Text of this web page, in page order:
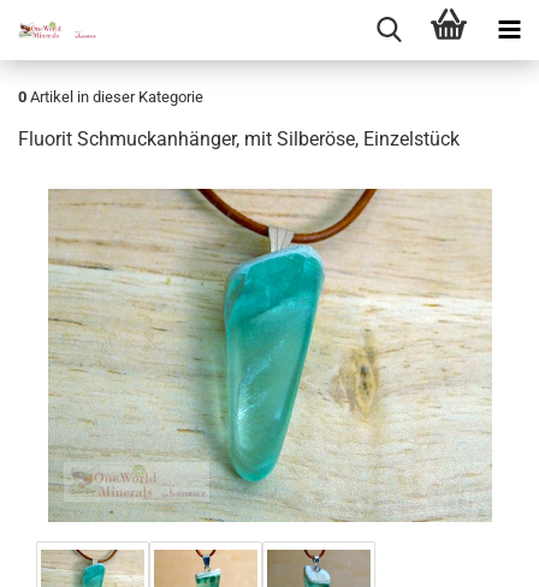
0 Artikel in dieser Kategorie
Fluo­rit Schmuck­an­hän­ger, mit Sil­ber­ö­se, Ein­zel­stück